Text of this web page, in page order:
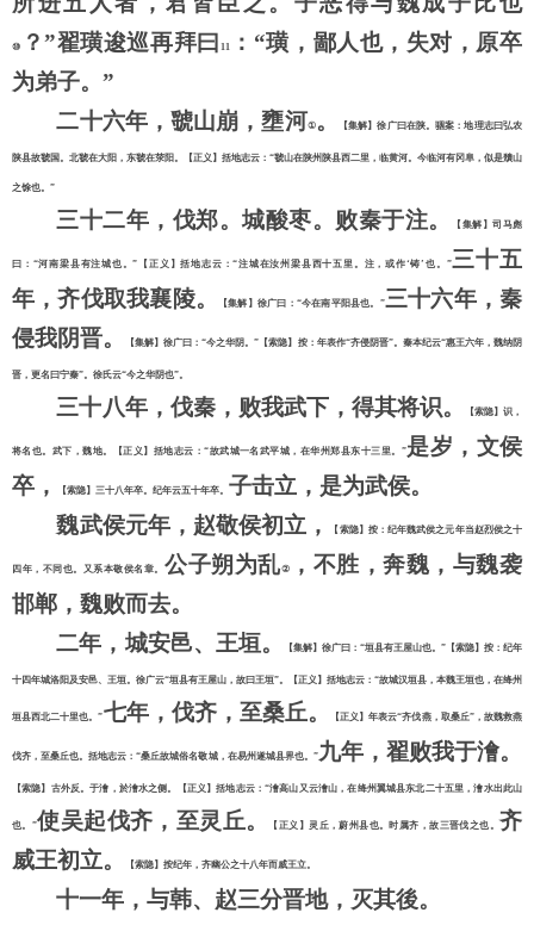
⑩ ？”翟璜逡巡再拜曰 11 ： “璜，鄙人也，失对，原卒
为弟子。”
二十六年，虢山崩，壅河①。 【集解】徐广曰在陕。骃案：地理志曰弘农
陕县故虢国。北虢在大阳，东虢在荥阳。【正义】括地志云： “虢山在陕州陕县西二里，临黄河。今临河有冈阜，似是穨山
之馀也。”
三十二年，伐郑。城酸枣。败秦于注。 【集解】司马彪
曰： “河南梁县有注城也。”【正义】括地志云：“注城在汝州梁县西十五里。注，或作‘铸’也。”三十五
年，齐伐取我襄陵。
【集解】徐广曰： “今在南平阳县也。”三十六年，秦
侵我阴晋。
【集解】徐广曰：“今之华阴。”【索隐】按：年表作“齐侵阴晋”。秦本纪云“惠王六年，魏纳阴
晋，更名曰宁秦”。徐氏云“今之华阴也”。
三十八年，伐秦，败我武下，得其将识。 【索隐】识，
将名也。武下，魏地。【正义】括地志云：“故武城一名武平城，在华州郑县东十三里。”是岁，文侯
卒，
【索隐】三十八年卒。纪年云五十年卒。 子击立，是为武侯。
魏武侯元年，赵敬侯初立，
【索隐】按：纪年魏武侯之元年当赵烈侯之十
四年，不同也。又系本敬侯名章。 公子朔为乱②
，不胜，奔魏，与魏袭
邯郸，魏败而去。
二年，城安邑、王垣。
【集解】徐广曰： “垣县有王屋山也。”【索隐】按：纪年
十四年城洛阳及安邑、王垣。徐广云“垣县有王屋山，故曰王垣”。【正义】括地志云：“故城汉垣县，本魏王垣也，在绛州
垣县西北二十里也。”七年，伐齐，至桑丘。 【正义】年表云“齐伐燕，取桑丘”，故魏救燕
伐齐，至桑丘也。括地志云：“桑丘故城俗名敬城，在易州遂城县界也。”九年，翟败我于澮。
【索隐】古外反。于澮，於澮水之侧。【正义】括地志云： “澮高山又云澮山，在绛州翼城县东北二十五里，澮水出此山
也。”使吴起伐齐，至灵丘。 【正义】灵丘，蔚州县也。时属齐，故三晋伐之也。 齐
威王初立。
【索隐】按纪年，齐幽公之十八年而威王立。
十一年，与韩、赵三分晋地，灭其後。